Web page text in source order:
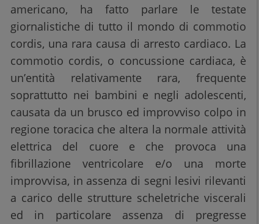
americano, ha fatto parlare le testate
giornalistiche di tutto il mondo di commotio
cordis, una rara causa di arresto cardiaco. La
commotio cordis, o concussione cardiaca, è
un’entità relativamente rara, frequente
soprattutto nei bambini e negli adolescenti,
causata da un brusco ed improvviso colpo in
regione toracica che altera la normale attività
elettrica del cuore e che provoca una
fibrillazione ventricolare e/o una morte
improvvisa, in assenza di segni lesivi rilevanti
a carico delle strutture scheletriche viscerali
ed in particolare assenza di pregresse